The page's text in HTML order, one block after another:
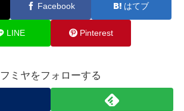
Facebook はてブ
LINE Pinterest
フミヤをフォローする